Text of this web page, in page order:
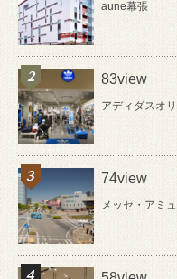
aune幕張
83view
アディダスオ
74view
メッセ・アミ